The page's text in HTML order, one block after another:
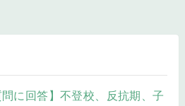
問に回答】不登校、反抗期、子